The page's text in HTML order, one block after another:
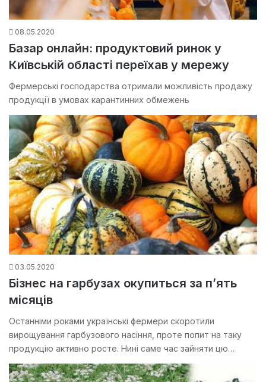
08.05.2020
Базар онлайн: продуктовий ринок у
Київській області переїхав у мережу
Фермерські господарства отримали можливість продажу
продукції в умовах карантинних обмежень
03.05.2020
Бізнес на гарбузах окупиться за п’ять
місяців
Останніми роками українські фермери скоротили
вирощування гарбузового насіння, проте попит на таку
продукцію активно росте. Нині саме час зайняти цю…